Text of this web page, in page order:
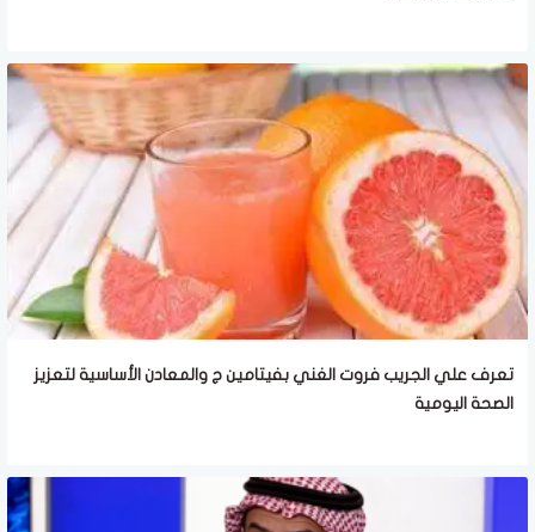
تعرف علي الجريب فروت الغني بفيتامين ج والمعادن الأساسية لتعزيز
الصحة اليومية